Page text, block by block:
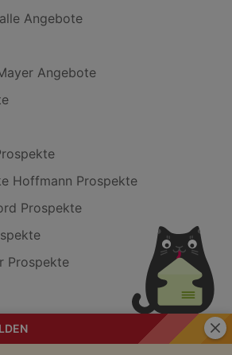
Angebote
Angebote
Hoffmann Prospekte
Prospekte
Prospekte